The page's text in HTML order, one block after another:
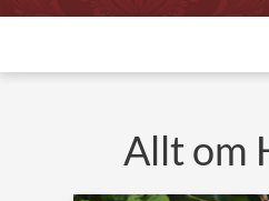
Allt om